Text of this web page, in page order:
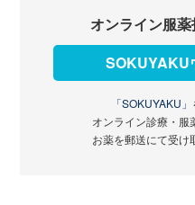
オンライン服
SOKUYAKU
「SOKUYAKU」
オンライン診療・服
お薬を郵送にて受け